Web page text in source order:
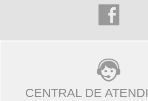
CENTRAL DE